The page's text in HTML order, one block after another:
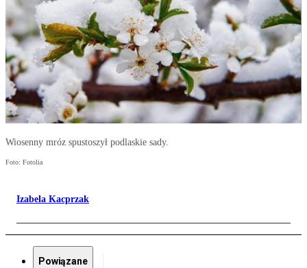
Wiosenny mróz spustoszył podlaskie sady.
Foto: Fotolia
Izabela Kacprzak
Powiązane